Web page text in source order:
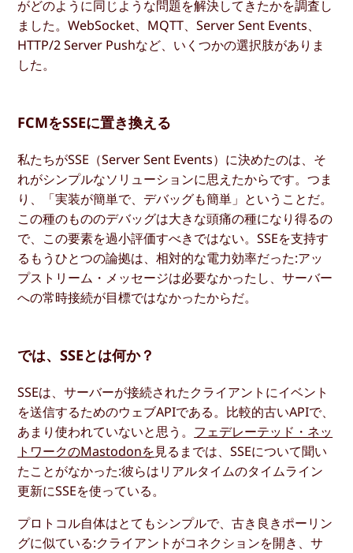
がどのように同じような問題を解決してきたかを調査し
ました。WebSocket、MQTT、Server Sent Events、
HTTP/2 Server Pushなど、いくつかの選択肢がありま
した。
FCMをSSEに置き換える
私たちがSSE（Server Sent Events）に決めたのは、そ
れがシンプルなソリューションに思えたからです。つま
り、「実装が簡単で、デバッグも簡単」ということだ。
この種のもののデバッグは大きな頭痛の種になり得るの
で、この要素を過小評価すべきではない。SSEを支持す
るもうひとつの論拠は、相対的な電力効率だった:アッ
プストリーム・メッセージは必要なかったし、サーバー
への常時接続が目標ではなかったからだ。
では、SSEとは何か？
SSEは、サーバーが接続されたクライアントにイベント
を送信するためのウェブAPIである。比較的古いAPIで、
あまり使われていないと思う。 フェデレーテッド・ネッ
トワークのMastodonを見るまでは、SSEについて聞い
たことがなかった:彼らはリアルタイムのタイムライン
更新にSSEを使っている。
プロトコル自体はとてもシンプルで、古き良きポーリン
グに似ている:クライアントがコネクションを開き、サ